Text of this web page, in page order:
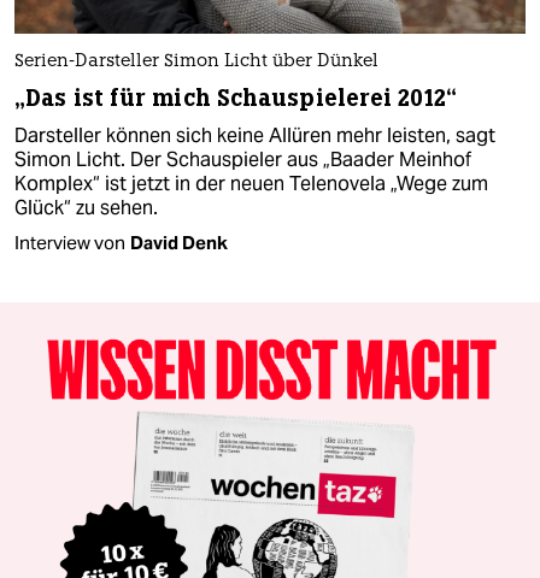
Serien-Darsteller Simon Licht über Dünkel
„Das ist für mich Schauspielerei 2012“
Darsteller können sich keine Allüren mehr leisten, sagt
Simon Licht. Der Schauspieler aus „Baader Meinhof
Komplex“ ist jetzt in der neuen Telenovela „Wege zum
Glück“ zu sehen.
Interview von David Denk